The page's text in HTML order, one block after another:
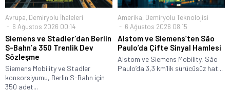
Avrupa, Demiryolu İhaleleri
6 Ağustos 2026 00:14
Siemens ve Stadler’dan Berlin
S-Bahn’a 350 Trenlik Dev
Sözleşme
Siemens Mobility ve Stadler
konsorsiyumu, Berlin S-Bahn için
350 adet...
Amerika, Demiryolu Teknolojisi
6 Ağustos 2026 08:15
Alstom ve Siemens’ten São
Paulo’da Çifte Sinyal Hamlesi
Alstom ve Siemens Mobility, São
Paulo’da 3,3 km’lik sürücüsüz hat...